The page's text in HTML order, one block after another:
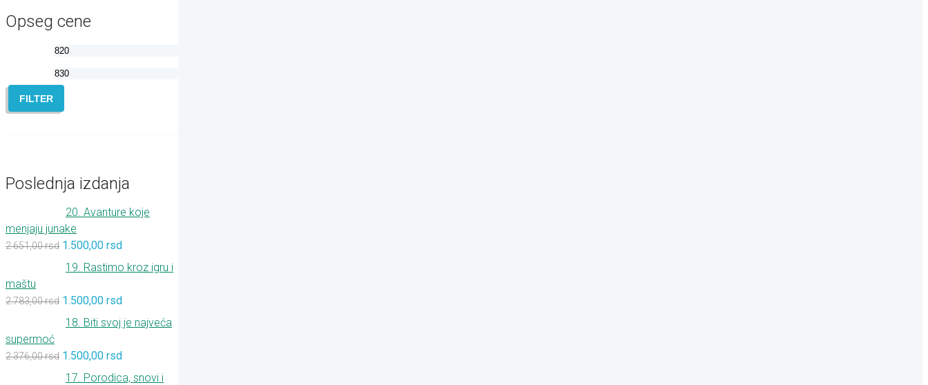
Opseg cene
Minimalna
cena
FILTER
Poslednja izdanja
20. Avanture koje
menjaju junake
2.651,00rsd 1.500,00 rsd
19. Rastimo kroz igru i
maštu
2.783,00rsd 1.500,00 rsd
18. Biti svoj je najveća
supermoć
2.376,00rsd 1.500,00 rsd
17. Porodica, snovi i